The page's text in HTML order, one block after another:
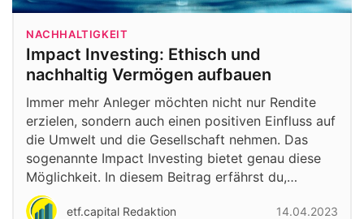
NACHHALTIGKEIT
Impact Investing: Ethisch und
nachhaltig Vermögen aufbauen
Immer mehr Anleger möchten nicht nur Rendite
erzielen, sondern auch einen positiven Einfluss auf
die Umwelt und die Gesellschaft nehmen. Das
sogenannte Impact Investing bietet genau diese
Möglichkeit. In diesem Beitrag erfährst du,…
etf.capital Redaktion 14.04.2023